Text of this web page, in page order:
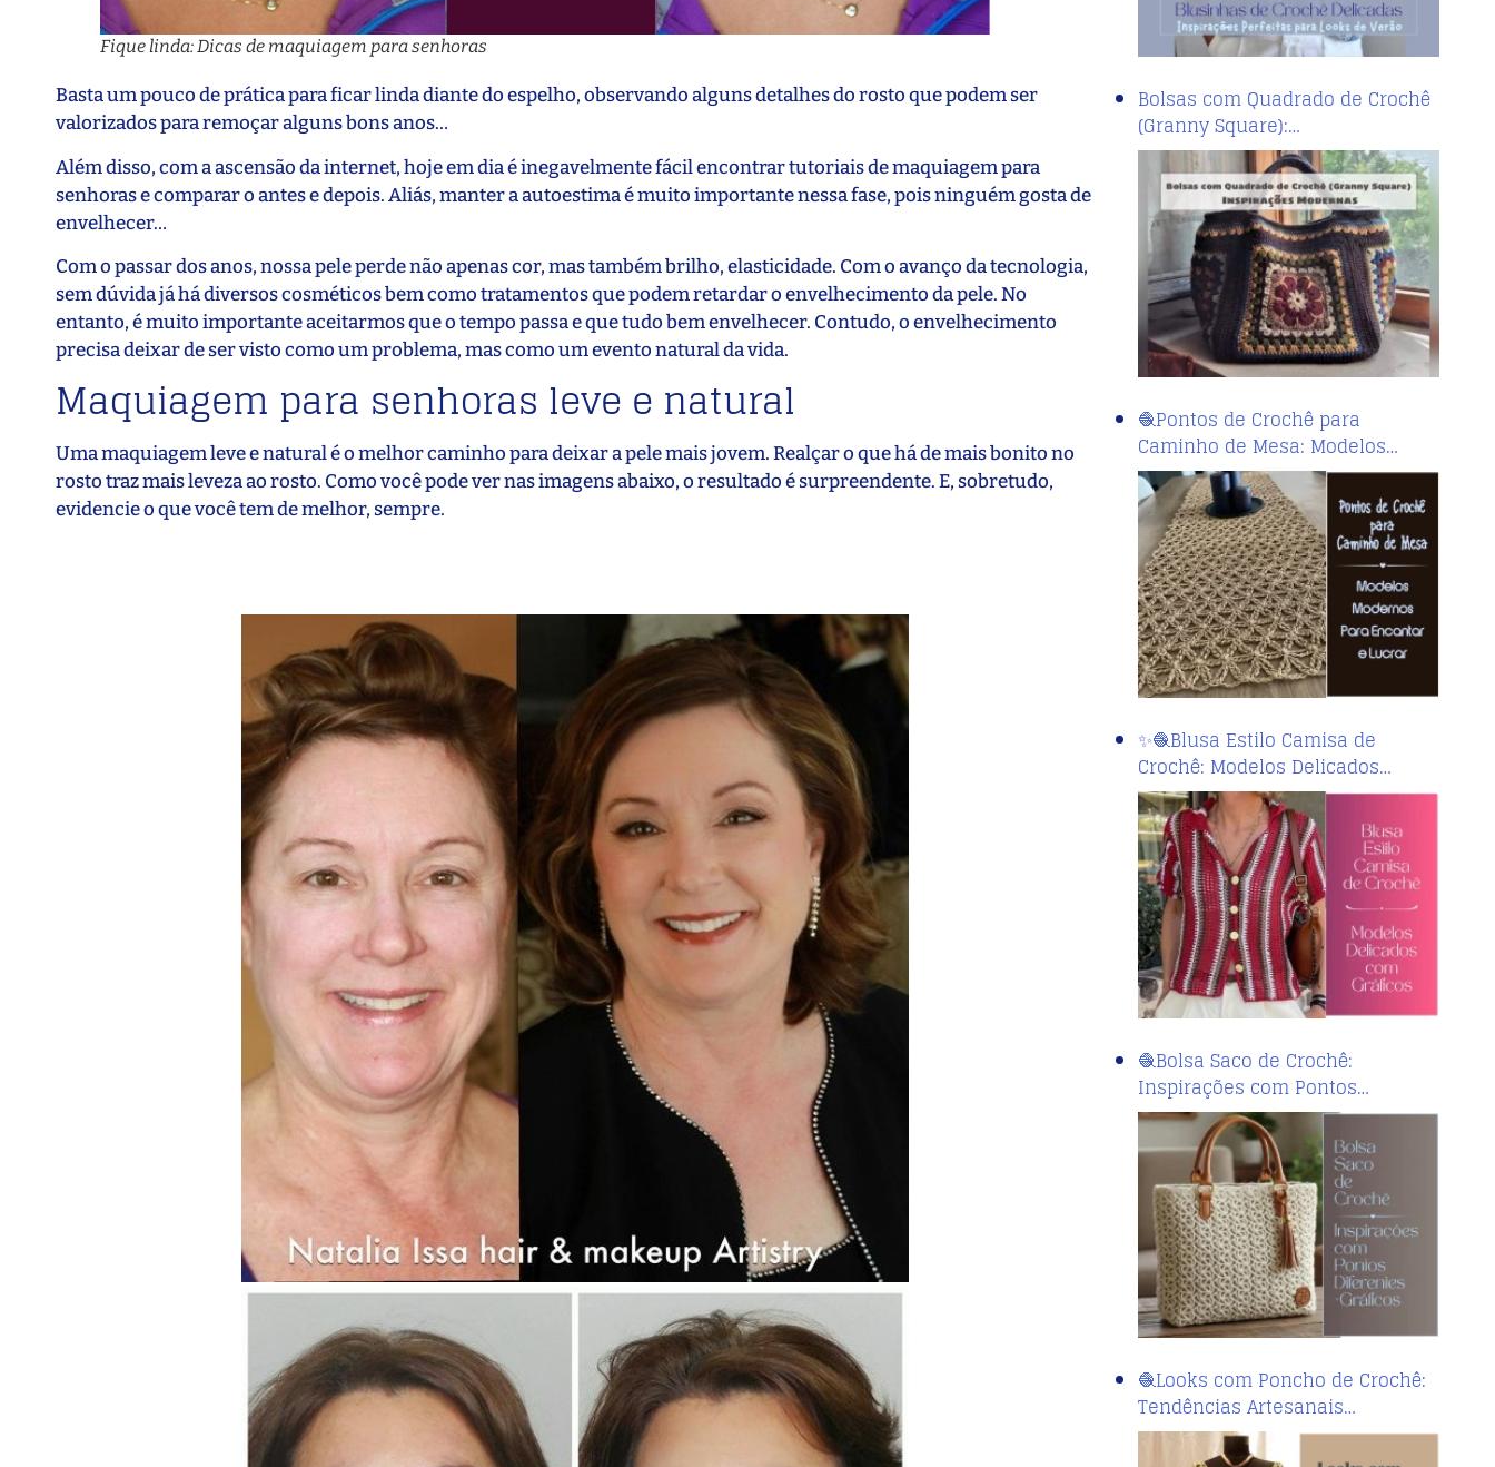
Fique linda: Dicas de maquiagem para senhoras
Basta um pouco de prática para ficar linda diante do espelho, observando alguns detalhes do rosto que podem ser
valorizados para remoçar alguns bons anos…
Além disso, com a ascensão da internet, hoje em dia é inegavelmente fácil encontrar tutoriais de maquiagem para
senhoras e comparar o antes e depois. Aliás, manter a autoestima é muito importante nessa fase, pois ninguém gosta de
envelhecer…
Com o passar dos anos, nossa pele perde não apenas cor, mas também brilho, elasticidade. Com o avanço da tecnologia,
sem dúvida já há diversos cosméticos bem como tratamentos que podem retardar o envelhecimento da pele. No
entanto, é muito importante aceitarmos que o tempo passa e que tudo bem envelhecer. Contudo, o envelhecimento
precisa deixar de ser visto como um problema, mas como um evento natural da vida.
Maquiagem para senhoras leve e natural
Uma maquiagem leve e natural é o melhor caminho para deixar a pele mais jovem. Realçar o que há de mais bonito no
rosto traz mais leveza ao rosto. Como você pode ver nas imagens abaixo, o resultado é surpreendente. E, sobretudo,
evidencie o que você tem de melhor, sempre.
Bolsas com Quadrado de Crochê
(Granny Square):…
🧶Pontos de Crochê para
Caminho de Mesa: Modelos…
✨🧶Blusa Estilo Camisa de
Crochê: Modelos Delicados…
🧶Bolsa Saco de Crochê:
Inspirações com Pontos…
🧶Looks com Poncho de Crochê:
Tendências Artesanais…